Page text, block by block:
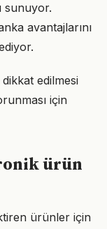
sunuyor.
avantajlarını
edilmesi
için
ürün
ürünler için